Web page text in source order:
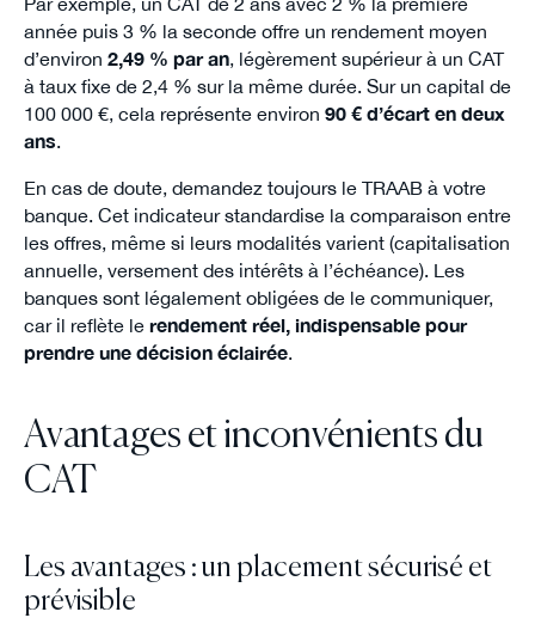
année puis 3 % la seconde offre un rendement moyen
d’environ 2,49 % par an, légèrement supérieur à un CAT
à taux fixe de 2,4 % sur la même durée. Sur un capital de
100 000 €, cela représente environ 90 € d’écart en deux
ans.
En cas de doute, demandez toujours le TRAAB à votre
banque. Cet indicateur standardise la comparaison entre
les offres, même si leurs modalités varient (capitalisation
annuelle, versement des intérêts à l’échéance). Les
banques sont légalement obligées de le communiquer,
car il reflète le rendement réel, indispensable pour
prendre une décision éclairée.
Avantages et inconvénients du
CAT
Les avantages : un placement sécurisé et
prévisible